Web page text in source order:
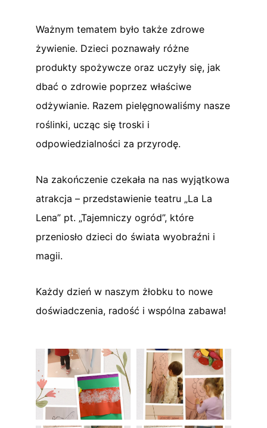
Ważnym tematem było także zdrowe
żywienie. Dzieci poznawały różne
produkty spożywcze oraz uczyły się, jak
dbać o zdrowie poprzez właściwe
odżywianie. Razem pielęgnowaliśmy nasze
roślinki, ucząc się troski i
odpowiedzialności za przyrodę.
Na zakończenie czekała na nas wyjątkowa
atrakcja – przedstawienie teatru „La La
Lena” pt. „Tajemniczy ogród”, które
przeniosło dzieci do świata wyobraźni i
magii.
Każdy dzień w naszym żłobku to nowe
doświadczenia, radość i wspólna zabawa!